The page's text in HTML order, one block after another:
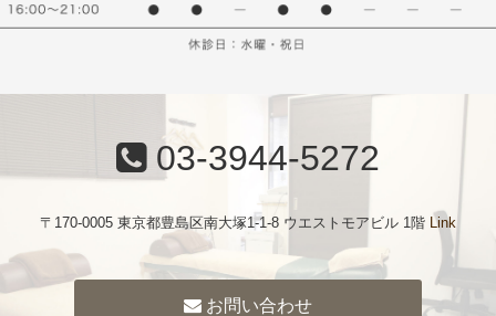
03-3944-5272
〒170-0005 東京都豊島区南大塚1-1-8 ウエストモアビル 1階 Link
お問い合わせ